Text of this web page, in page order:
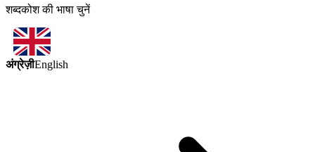
शब्दकोश की भाषा चुनें
अंग्रेज़ीEnglish